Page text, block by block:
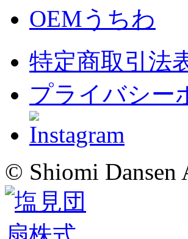
OEMうちわ
特定商取引法
プライバシー
© Shiomi Dansen